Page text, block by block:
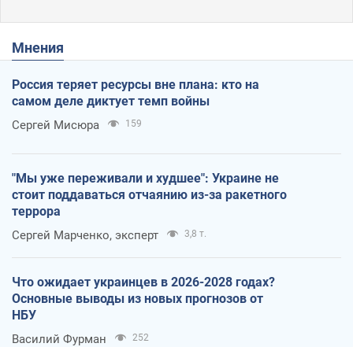
Мнения
Россия теряет ресурсы вне плана: кто на
самом деле диктует темп войны
Сергей Мисюра 159
"Мы уже переживали и худшее": Украине не
стоит поддаваться отчаянию из-за ракетного
террора
Сергей Марченко, эксперт 3,8 т.
Что ожидает украинцев в 2026-2028 годах?
Основные выводы из новых прогнозов от
НБУ
Василий Фурман 252